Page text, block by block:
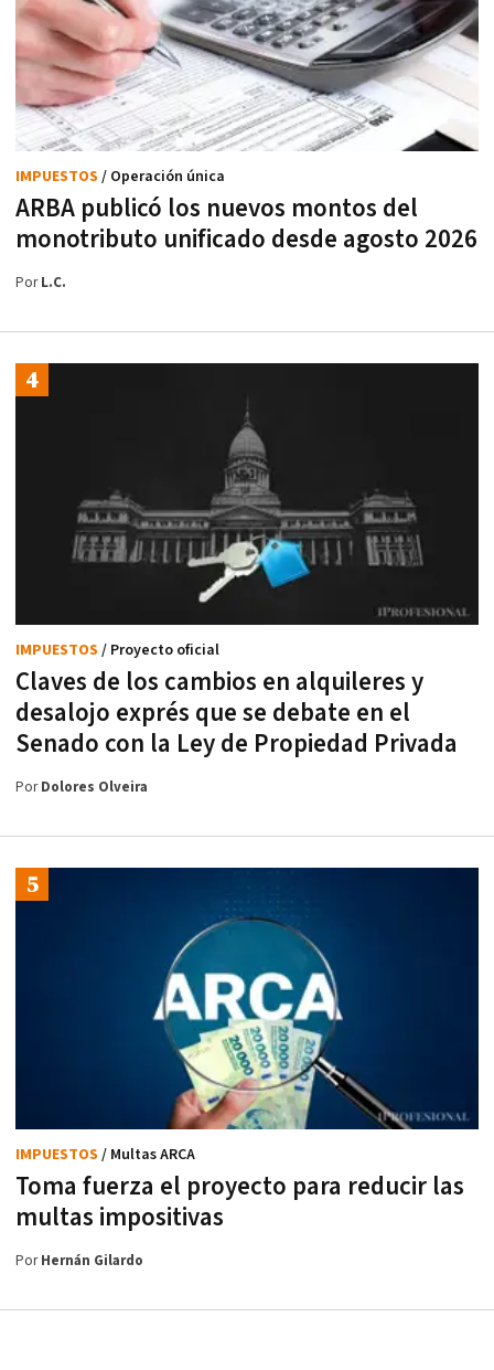
ARBA publicó los nuevos montos del
monotributo unificado desde agosto 2026
IMPUESTOS / Operación única
PorL.C.
Claves de los cambios en alquileres y
desalojo exprés que se debate en el
Senado con la Ley de Propiedad Privada
IMPUESTOS / Proyecto oficial
PorDolores Olveira
Toma fuerza el proyecto para reducir las
multas impositivas
IMPUESTOS / Multas ARCA
PorHernán Gilardo